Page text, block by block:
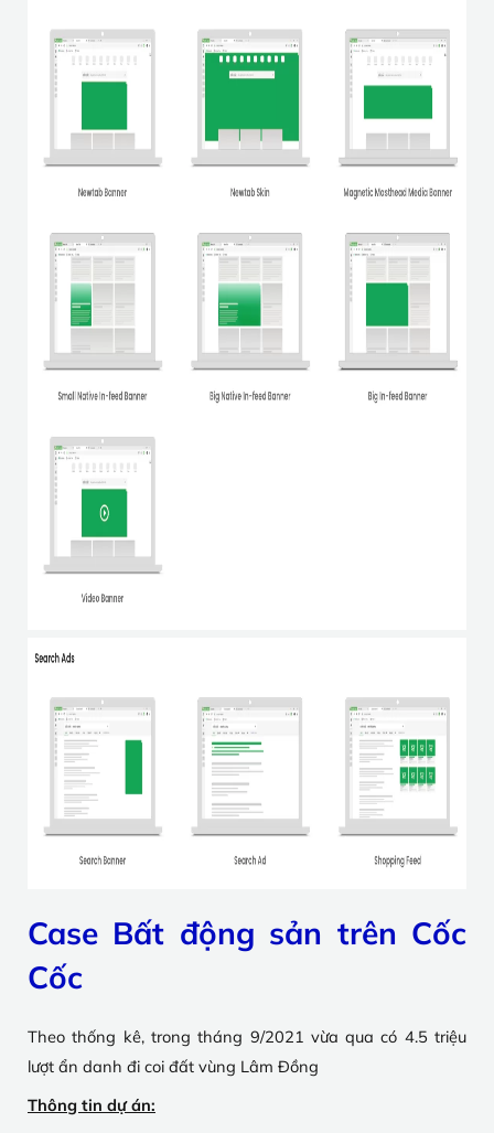
Case Bất động sản trên Cốc
Cốc
Theo thống kê, trong tháng 9/2021 vừa qua có 4.5 triệu
lượt ẩn danh đi coi đất vùng Lâm Đồng
Thông tin dự án: